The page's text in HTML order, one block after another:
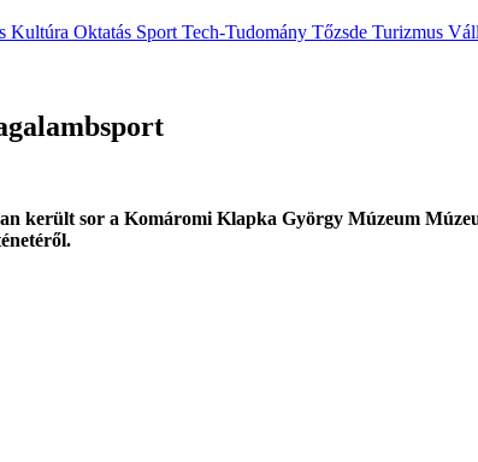
Kultúra Oktatás Sport Tech-Tudomány Tőzsde Turizmus
került sor a Komáromi Klapka György Múzeum